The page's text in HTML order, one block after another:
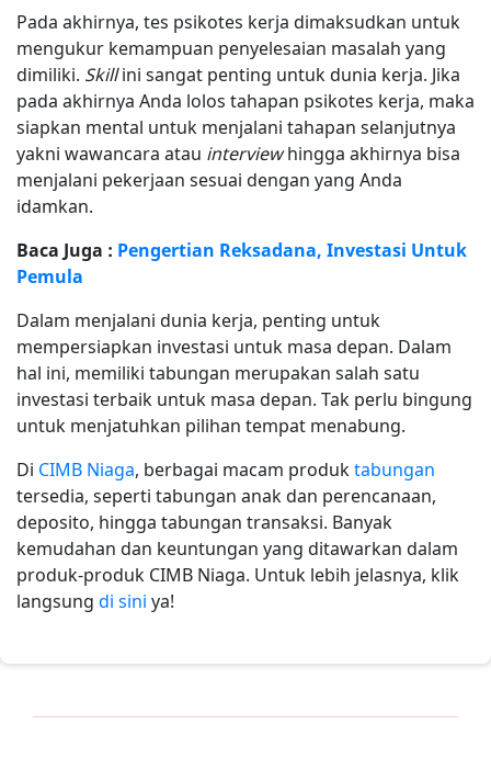
Pada akhirnya, tes psikotes kerja dimaksudkan untuk
mengukur kemampuan penyelesaian masalah yang
dimiliki. Skillini sangat penting untuk dunia kerja. Jika
pada akhirnya Anda lolos tahapan psikotes kerja, maka
siapkan mental untuk menjalani tahapan selanjutnya
yakni wawancara atau interviewhingga akhirnya bisa
menjalani pekerjaan sesuai dengan yang Anda
idamkan.
Baca Juga : Pengertian Reksadana, Investasi Untuk
Pemula
Dalam menjalani dunia kerja, penting untuk
mempersiapkan investasi untuk masa depan. Dalam
hal ini, memiliki tabungan merupakan salah satu
investasi terbaik untuk masa depan. Tak perlu bingung
untuk menjatuhkan pilihan tempat menabung.
Di CIMB Niaga, berbagai macam produktabungan
tersedia, seperti tabungan anak dan perencanaan,
deposito, hingga tabungan transaksi. Banyak
kemudahan dan keuntungan yang ditawarkan dalam
produk-produk CIMB Niaga. Untuk lebih jelasnya, klik
langsung di sini ya!